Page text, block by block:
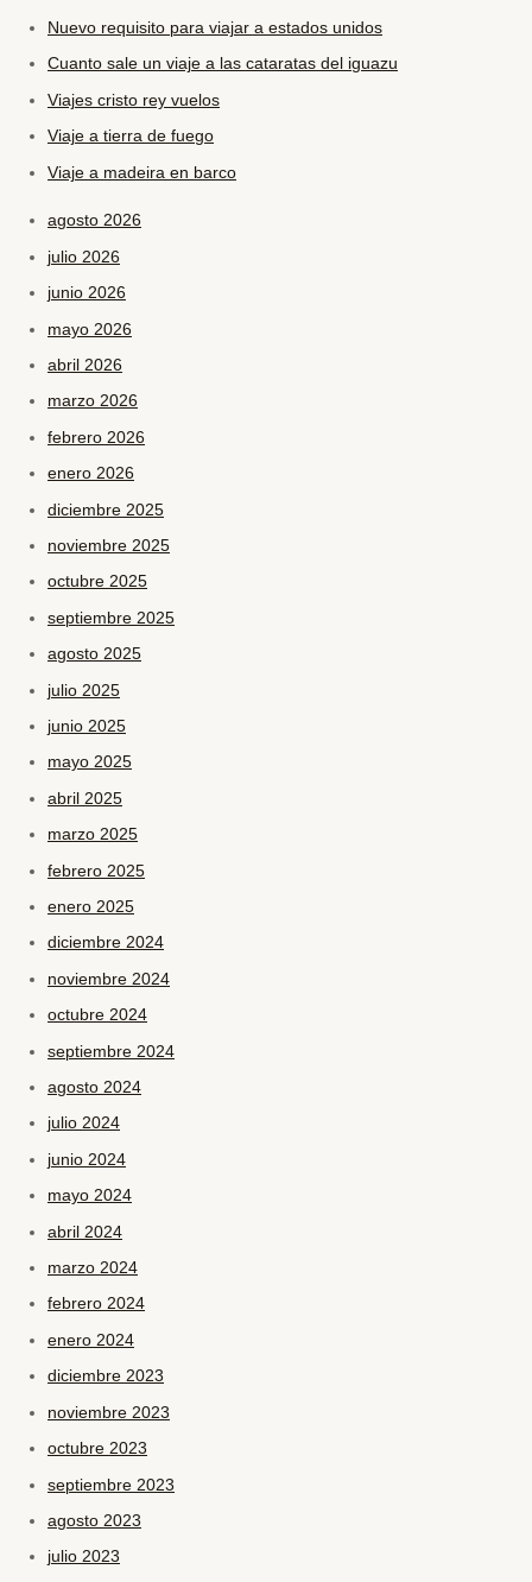
Nuevo requisito para viajar a estados unidos
Cuanto sale un viaje a las cataratas del iguazu
Viajes cristo rey vuelos
Viaje a tierra de fuego
Viaje a madeira en barco
agosto 2026
julio 2026
junio 2026
mayo 2026
abril 2026
marzo 2026
febrero 2026
enero 2026
diciembre 2025
noviembre 2025
octubre 2025
septiembre 2025
agosto 2025
julio 2025
junio 2025
mayo 2025
abril 2025
marzo 2025
febrero 2025
enero 2025
diciembre 2024
noviembre 2024
octubre 2024
septiembre 2024
agosto 2024
julio 2024
junio 2024
mayo 2024
abril 2024
marzo 2024
febrero 2024
enero 2024
diciembre 2023
noviembre 2023
octubre 2023
septiembre 2023
agosto 2023
julio 2023